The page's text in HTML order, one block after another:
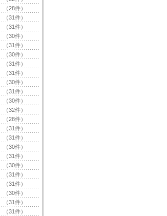
（28件）
（31件）
（31件）
（30件）
（31件）
（30件）
（31件）
（31件）
（30件）
（31件）
（30件）
（32件）
（28件）
（31件）
（31件）
（30件）
（31件）
（30件）
（31件）
（31件）
（30件）
（31件）
（31件）